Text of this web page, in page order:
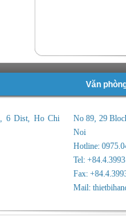
Văn
6 Dist, Ho Chi
No 89, 29
Noi
Hotline:
Tel:
Fax:
Mail: